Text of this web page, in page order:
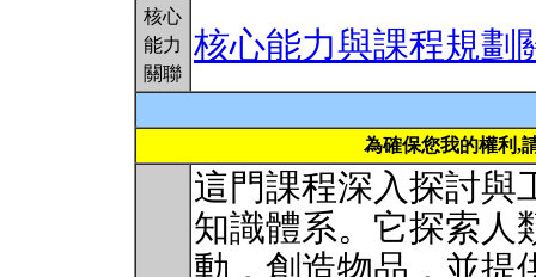
核心
能力
關聯
核心能力與課程規劃
為確保您我的權利,
這門課程深入探討與
知識體系。它探索人
動，創造物品，並提